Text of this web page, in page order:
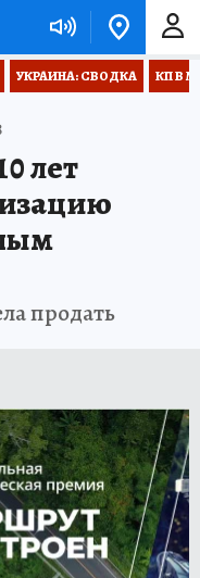
УКРАИНА: СВОДКА КП В
лет
продать